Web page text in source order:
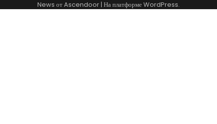
News отAscendoor | На платформеWordPress.